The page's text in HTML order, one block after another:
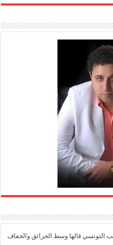
التونسي قالها وسط الحرائق والجفاف